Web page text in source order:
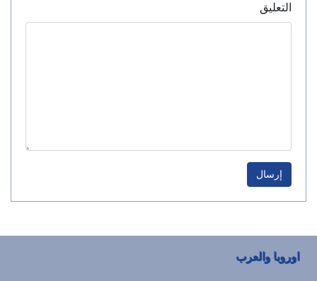
التعليق
إرسال
اوروبا والعرب